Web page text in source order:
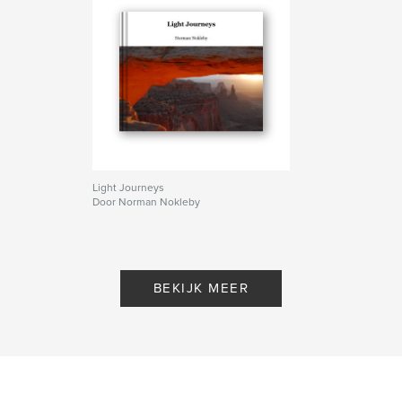
Light Journeys
Door Norman Nokleby
BEKIJK MEER